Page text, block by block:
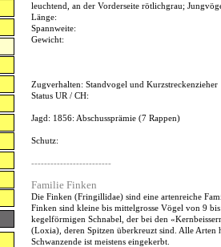
leuchtend, an der Vorderseite rötlichgrau;
Länge:
Spannweite:
Gewicht:
Zugverhalten: Standvogel und Kurzstreckenzieher
Status UR / CH:
Jagd: 1856: Abschussprämie (7 Rappen)
Schutz:
-------------------------
Familie Finken
Die Finken (Fringillidae) sind eine artenreiche
Finken sind kleine bis mittelgrosse Vögel von 9
kegelförmigen Schnabel, der bei den
(Loxia), deren Spitzen überkreuzt sind. Alle Arten
Schwanzende ist meistens eingekerbt.